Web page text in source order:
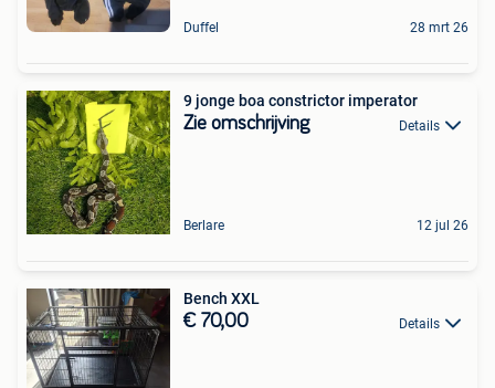
Duffel 28 mrt 26
9 jonge boa constrictor imperator
Zie omschrijving Details
Berlare 12 jul 26
Bench XXL
€ 70,00 Details